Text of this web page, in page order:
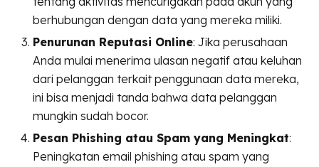
berhubungan dengan data yang mereka miliki.
Penurunan Reputasi Online: Jika perusahaan
Anda mulai menerima ulasan negatif atau keluhan
dari pelanggan terkait penggunaan data mereka,
ini bisa menjadi tanda bahwa data pelanggan
mungkin sudah bocor.
Pesan Phishing atau Spam yang Meningkat:
Peningkatan email phishing atau spam yang